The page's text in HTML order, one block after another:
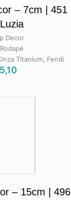
– 7cm | 451
Decor
Rodapé
Titanium, Fendi
– 15cm | 496